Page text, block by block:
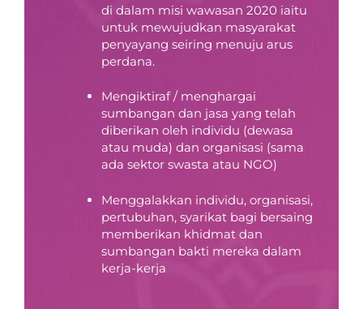
di dalam misi wawasan 2020 iaitu
untuk mewujudkan masyarakat
penyayang seiring menuju arus
perdana.
Mengiktiraf / menghargai
sumbangan dan jasa yang telah
diberikan oleh individu (dewasa
atau muda) dan organisasi (sama
ada sektor swasta atau NGO)
Menggalakkan individu, organisasi,
pertubuhan, syarikat bagi bersaing
memberikan khidmat dan
sumbangan bakti mereka dalam
kerja-kerja